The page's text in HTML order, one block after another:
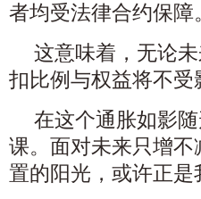
者均受法律合约保障
这意味着，无论
扣比例与权益将不受
在这个通胀如影
课。面对未来只增
置的阳光，或许正